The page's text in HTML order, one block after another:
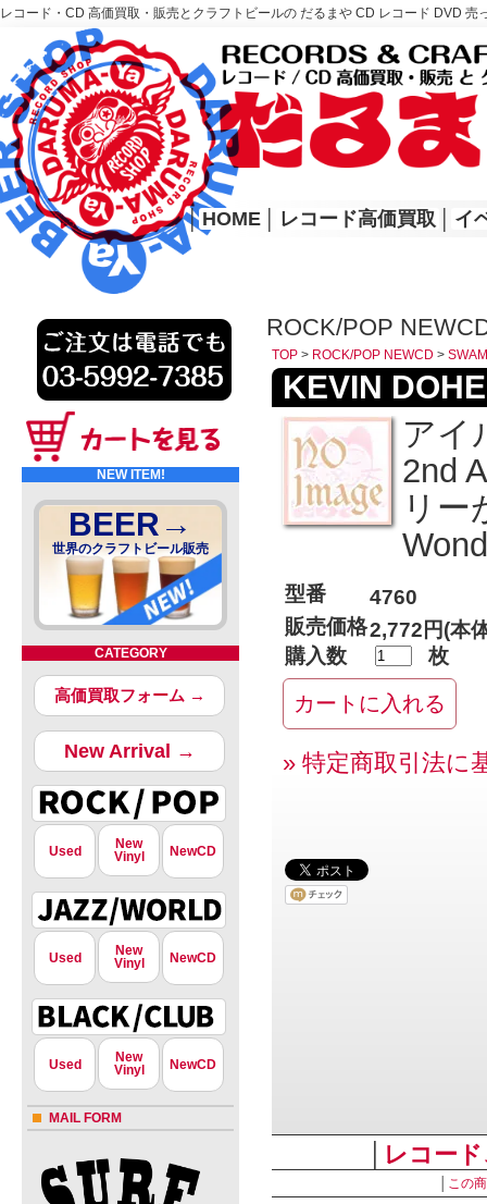
レコード・CD 高価買取・販売とクラフトビールの だるまや CD レコード DVD
レコード高価買取はこちら
HOME
│ HOME レコード高価買取 イ
NEW ITEM!
BEER→
世界のクラフトビール販売
CATEGORY
高価買取フォーム →
New Arrival →
Used
New
Vinyl
NewCD
Used
New
Vinyl
NewCD
Used
New
Vinyl
NewCD
MAIL FORM
ROCK/POP
TOP > ROCK/POP NEWCD >
KEVIN
アイ
2nd
リー
型番
4760
販売価格2,772円(本
購入数
枚
» 特定商取引法に
レコー
この